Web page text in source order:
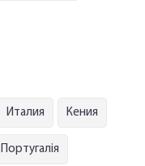
Италия Кения
Португалія